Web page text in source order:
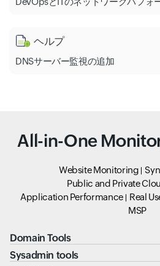
ヘルプ
DNSサーバー監視の追加
All-in-One
Website Monitoring
Public and Private
Application Performance
Real
MSP
Domain Tools
Sysadmin tools